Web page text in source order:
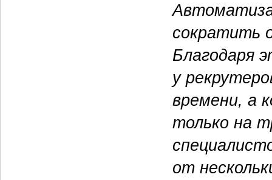
сократить
Благодаря
у
времени, а
только на
от